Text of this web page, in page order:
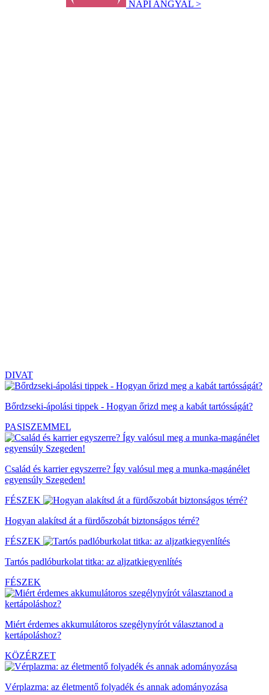
NAPI ANGYAL >
DIVAT
Bőrdzseki-ápolási tippek - Hogyan őrizd meg a kabát tartósságát?
PASISZEMMEL
Család és karrier egyszerre? Így valósul meg a munka-magánélet
egyensúly Szegeden!
FÉSZEK
Hogyan alakítsd át a fürdőszobát biztonságos térré?
FÉSZEK
Tartós padlóburkolat titka: az aljzatkiegyenlítés
FÉSZEK
Miért érdemes akkumulátoros szegélynyírót választanod a
kertápoláshoz?
KÖZÉRZET
Vérplazma: az életmentő folyadék és annak adományozása